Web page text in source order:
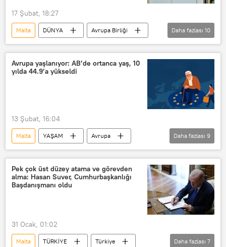
17 Şubat, 18:27
Malta DÜNYA
Avrupa Birliği
AB
Rusya
Yaptırım
Macaristan
Azerbaycan
İtalya
Daha fazlası 10
Avrupa yaşlanıyor: AB’de ortanca yaş, 10
yılda 44.9’a yükseldi
13 Şubat, 16:04
Malta YAŞAM
Avrupa
Almanya
Slovakya
Polonya
AB
Avrupa Birliği
Türkiye
Nüfus
Genç genç nüfus
Daha fazlası 9
Pek çok üst düzey atama ve görevden
alma: Hasan Suver, Cumhurbaşkanlığı
Başdanışmanı oldu
31 Ocak, 01:02
Malta TÜRKİYE
Türkiye
Daha fazlası 7